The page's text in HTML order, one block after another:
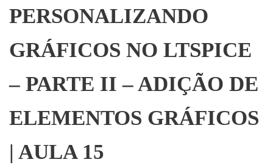
PERSONALIZANDO
GRÁFICOS NO LTSPICE
– PARTE II – ADIÇÃO DE
ELEMENTOS GRÁFICOS
| AULA 15